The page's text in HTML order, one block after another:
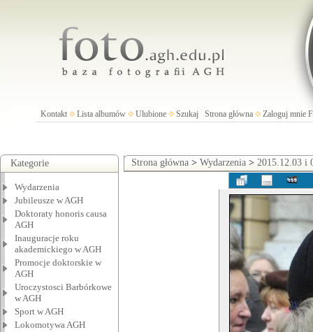
Kontakt Lista albumów Ulubione Szukaj Strona główna Zaloguj mnie
Kategorie
Wydarzenia
Jubileusze w AGH
Doktoraty honoris causa
AGH
Inauguracje roku
akademickiego w AGH
Promocje doktorskie w
AGH
Uroczystosci Barbórkowe
w AGH
Sport w AGH
Lokomotywa AGH
Strona główna > Wydarzenia > 2015.12.03 i